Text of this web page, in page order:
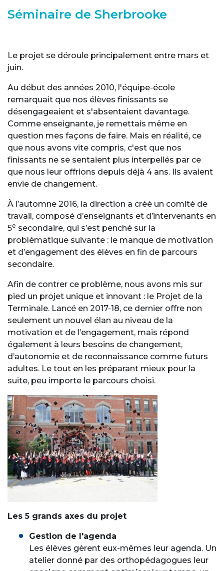
Séminaire de Sherbrooke
Le projet se déroule principalement entre mars et
juin.
Au début des années 2010, l'équipe-école
remarquait que nos élèves finissants se
désengageaient et s'absentaient davantage.
Comme enseignante, je remettais même en
question mes façons de faire. Mais en réalité, ce
que nous avons vite compris, c'est que nos
finissants ne se sentaient plus interpellés par ce
que nous leur offrions depuis déjà 4 ans. Ils avaient
envie de changement.
À l’automne 2016, la direction a créé un comité de
travail, composé d’enseignants et d’intervenants en
5e secondaire, qui s’est penché sur la
problématique suivante : le manque de motivation
et d’engagement des élèves en fin de parcours
secondaire.
Afin de contrer ce problème, nous avons mis sur
pied un projet unique et innovant : le Projet de la
Terminale. Lancé en 2017-18, ce dernier offre non
seulement un nouvel élan au niveau de la
motivation et de l’engagement, mais répond
également à leurs besoins de changement,
d’autonomie et de reconnaissance comme futurs
adultes. Le tout en les préparant mieux pour la
suite, peu importe le parcours choisi.
Les 5 grands axes du projet
Gestion de l'agenda
Les élèves gèrent eux-mêmes leur agenda. Un
atelier donné par des orthopédagogues leur